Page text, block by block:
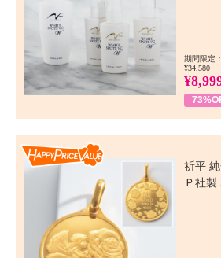
期間限定
¥34,580
祈平
Ｐ社